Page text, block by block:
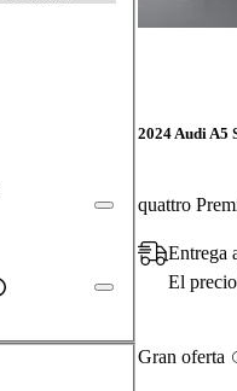
2024 Audi A5
Entrega
El
Gran oferta